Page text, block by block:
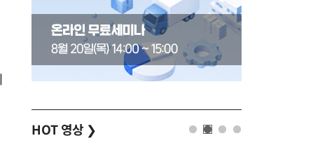
HOT 영상 ❯